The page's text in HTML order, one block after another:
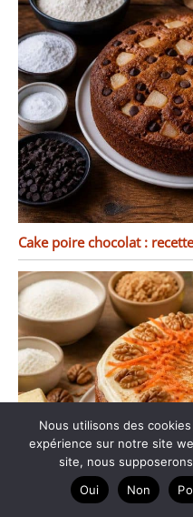
Cake poire chocolat :
Nous utilisons des
expérience sur notre site
site, nous
Oui
Non